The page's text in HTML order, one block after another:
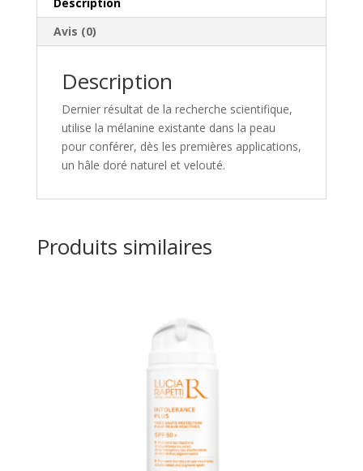
Avis (0)
Description
Dernier résultat de la recherche scientifique,
utilise la mélanine existante dans la peau
pour conférer, dès les premières applications,
un hâle doré naturel et velouté.
Produits similaires